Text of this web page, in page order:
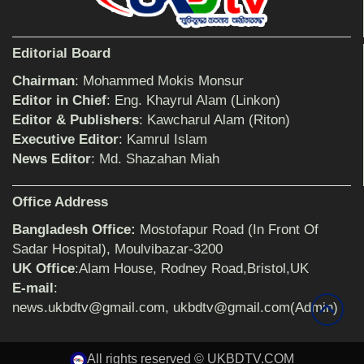
বিমানের সিলেট-ম্যানচেস্টার সরাসরি ফ্লাইট চালু হচ্ছে
সোমবার
সেনাবাহিনীর পক্ষ থেকে ক্রীড়া সামগ্রী ও আর্থিক
শিক্ষক জহির আলী
Editorial Board
Chairman: Mohammed Mokis Monsur
Editor in Chief: Eng. Khayrul Alam (Linkon)
Editor & Publishers: Kawcharul Alam (Riton)
Executive Editor: Kamrul Islam
News Editor: Md. Shazahan Miah
Office Address
Bangladesh Office: Mostofapur Road (In Front Of
Sadar Hospital), Moulvibazar-3200
UK Office:Alam House, Rodney Road,Bristol,UK
E-mail :
news.ukbdtv@gmail.com, ukbdtv@gmail.com(Admin)
All rights reserved © UKBDTV.COM